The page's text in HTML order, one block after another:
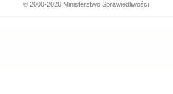
© 2000-2026 Ministerstwo Sprawiedliwości